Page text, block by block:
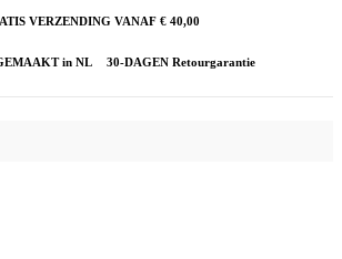
VERZENDING VANAF € 40,00
in NL 30-DAGEN Retourgarantie